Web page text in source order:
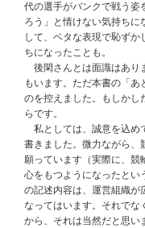
代の選手がバンクで戦う姿
ろう」と情けない気持ちに
して、ベタな表現で恥ず
ちになったことも。
後閑さんとは面識はあり
もいます。ただ本書の「
のを控えました。もしかし
らです。
私としては、誠意を込め
書きました。微力ながら、
願っています（実際に、競
心をもつようになったとい
の記述内容は、運営組織が
なってはいます。それでな
から、それは当然だと思い